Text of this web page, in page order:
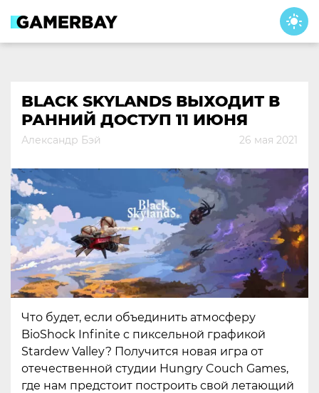
content
BLACK SKYLANDS ВЫХОДИТ В
РАННИЙ ДОСТУП 11 ИЮНЯ
Александр Бэй 26 мая 2021
Что будет, если объединить атмосферу
BioShock Infinite c пиксельной графикой
Stardew Valley? Получится новая игра от
отечественной студии Hungry Couch Games,
где нам предстоит построить свой летающий